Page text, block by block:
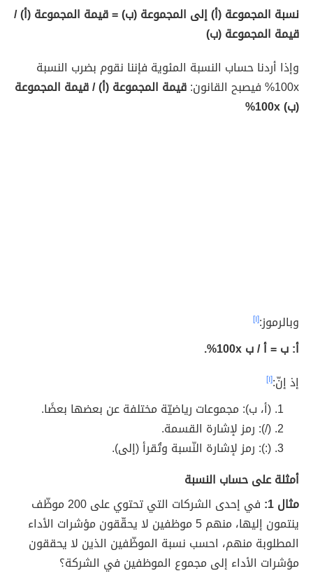
نسبة المجموعة (أ) إلى المجموعة (ب) = قيمة المجموعة (أ) /
قيمة المجموعة (ب)
وإذا أردنا حساب النسبة المئوية فإننا نقوم بضرب النسبة
100x% فيصبح القانون:
قيمة المجموعة (أ) / قيمة المجموعة
(ب) 100x%
وبالرموز:[١]
أ: ب = أ / ب 100x%.
إذ إنّ:[١]
(أ، ب): مجموعات رياضيّة مختلفة عن بعضها بعضًا.
(/): رمز لإشارة القسمة.
(:): رمز لإشارة النّسبة وتُقرأ (إلى).
أمثلة على حساب النسبة
مثال 1:
في إحدى الشركات التي تحتوي على 200 موظّف
ينتمون إليها، منهم 5 موظفين لا يحقّقون مؤشرات الأداء
المطلوبة منهم، احسب نسبة الموظّفين الذين لا يحققون
مؤشرات الأداء إلى مجموع الموظفين في الشركة؟